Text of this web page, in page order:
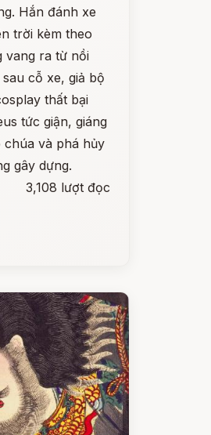
Hắn đánh xe
trời kèm theo
vang ra từ nồi
cỗ xe, giả bộ
thất bại
tức giận, giáng
chúa và phá hủy
gây dựng.
3,108 lượt đọc